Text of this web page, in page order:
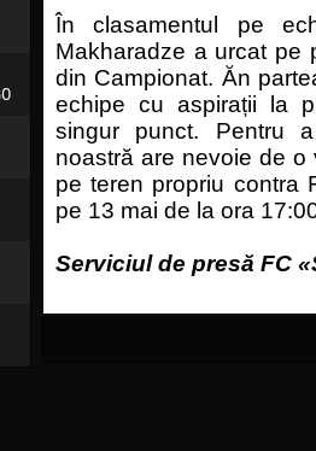
Veaceslav COZMA
09 March
Emmanuel AFETSE
20 March
Jayder Moreno ASPRILLA
22 March
Samba KONÉ
Vitor Hugo Morais de OLIVEIRA
15
24
28
În clasamentul pe
Makharadze a urcat pe
din Campionat. Ăn
echipe cu aspirații la
singur punct. Pentru
noastră are nevoie de
pe teren propriu contra
pe 13 mai de la ora
Serviciul de presă FC